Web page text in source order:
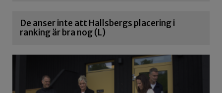
De anser inte att Hallsbergs placering i
ranking är bra nog (L)